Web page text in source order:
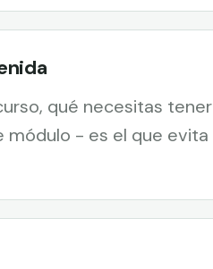
qué necesitas tener
módulo - es el que evita